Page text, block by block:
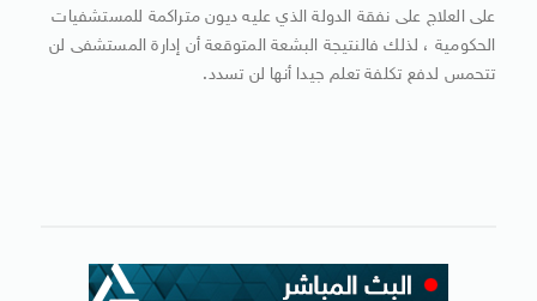
على العلاج على نفقة الدولة الذي عليه ديون متراكمة للمستشفيات
الحكومية ، لذلك فالنتيجة البشعة المتوقعة أن إدارة المستشفى لن
تتحمس لدفع تكلفة تعلم جيدا أنها لن تسدد.